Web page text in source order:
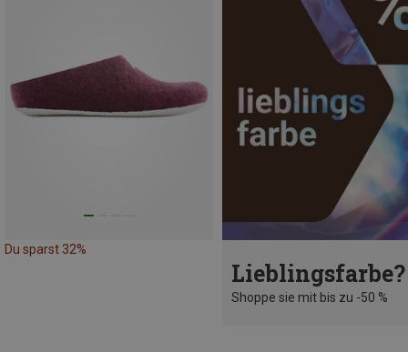
Du sparst 32%
Lieblingsfarbe?
Shoppe sie mit bis zu -50 %